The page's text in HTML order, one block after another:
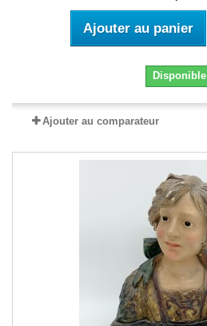
Ajouter au panier
Disponible
Ajouter au comparateur